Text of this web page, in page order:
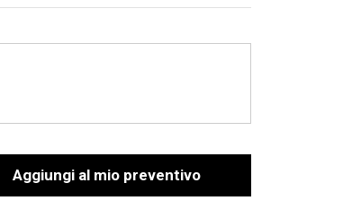
Aggiungi al mio preventivo